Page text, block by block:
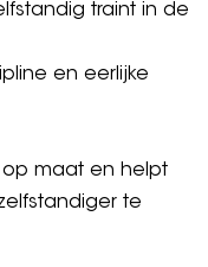
traint in de
en eerlijke
op maat en helpt
te